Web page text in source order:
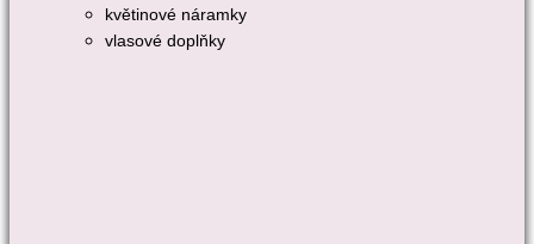
květinové náramky
vlasové doplňky